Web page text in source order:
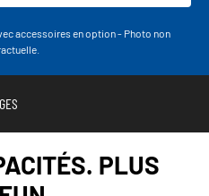
accessoires en option - Photo non
PLUS